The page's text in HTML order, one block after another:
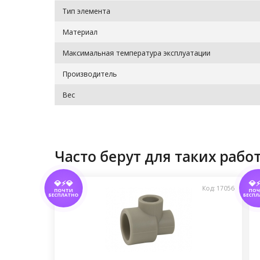
Тип элемента
Материал
Максимальная температура эксплуатации
Производитель
Вес
Часто берут для таких
💎⚡💎
ПОЧТИ
БЕСПЛАТНО
Код: 17056